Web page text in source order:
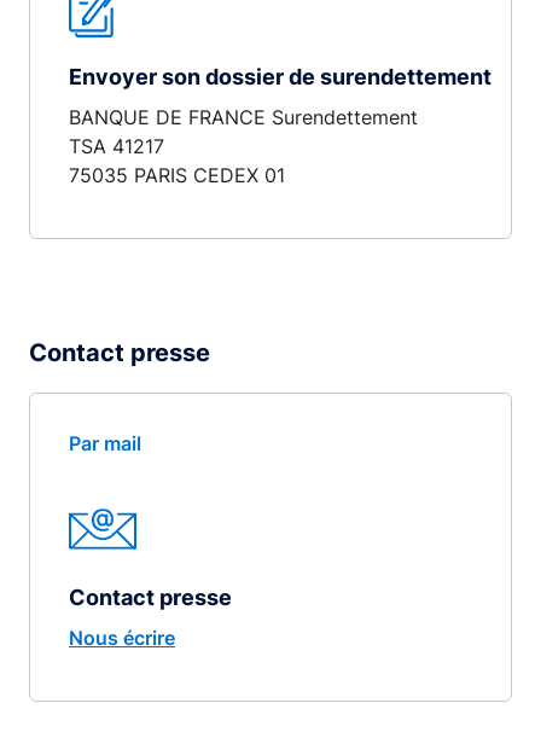
Envoyer son dossier de surendettement
BANQUE DE FRANCE Surendettement
TSA 41217
75035 PARIS CEDEX 01
Contact presse
Par mail
Contact presse
Nous écrire